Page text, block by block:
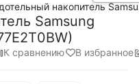
накопитель
Samsung
К сравнению В избранное